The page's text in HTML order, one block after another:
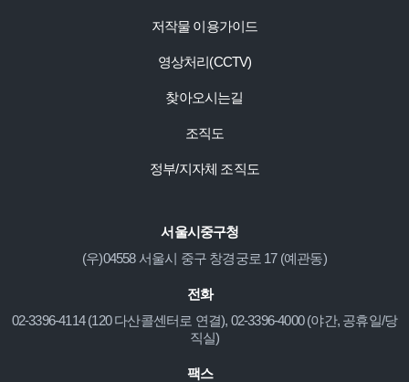
저작물 이용가이드
영상처리(CCTV)
찾아오시는길
조직도
정부/지자체 조직도
서울시중구청
(우)04558 서울시 중구 창경궁로 17 (예관동)
전화
02-3396-4114 (120 다산콜센터로 연결), 02-3396-4000 (야간, 공휴일/당
직실)
팩스